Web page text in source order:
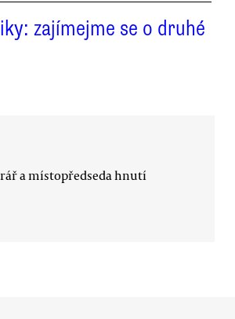
zajímejme se o druhé
a místopředseda hnutí